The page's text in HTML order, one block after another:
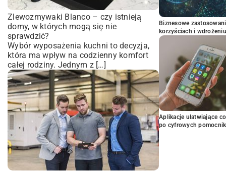
Zlewozmywaki Blanco – czy istnieją
domy, w których mogą się nie
sprawdzić?
Wybór wyposażenia kuchni to decyzja,
która ma wpływ na codzienny komfort
całej rodziny. Jednym z […]
Biznesowe
korzyściach i wdrożeniu
Aplikacje ułatwiające
po cyfrowych